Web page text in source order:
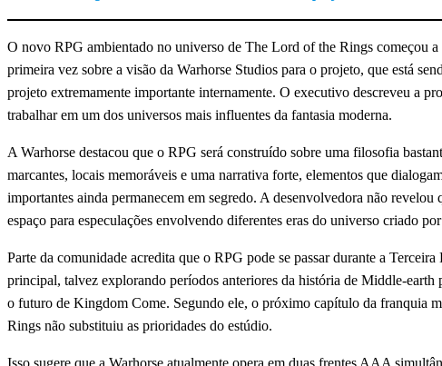
O novo RPG ambientado no universo de The Lord of the Rings começou
primeira vez sobre a visão da Warhorse Studios para o projeto, que está
projeto extremamente importante internamente. O executivo descreveu a
trabalhar em um dos universos mais influentes da fantasia moderna.
A Warhorse destacou que o RPG será construído sobre uma filosofia
marcantes, locais memoráveis e uma narrativa forte, elementos que
importantes ainda permanecem em segredo. A desenvolvedora não
espaço para especulações envolvendo diferentes eras do universo criado
Parte da comunidade acredita que o RPG pode se passar durante a
principal, talvez explorando períodos anteriores da história de Middle-
o futuro de Kingdom Come. Segundo ele, o próximo capítulo da franquia
Rings não substituiu as prioridades do estúdio.
Isso sugere que a Warhorse atualmente opera em duas frentes AAA